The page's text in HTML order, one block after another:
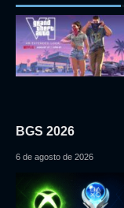
BGS 2026
6 de agosto de 2026